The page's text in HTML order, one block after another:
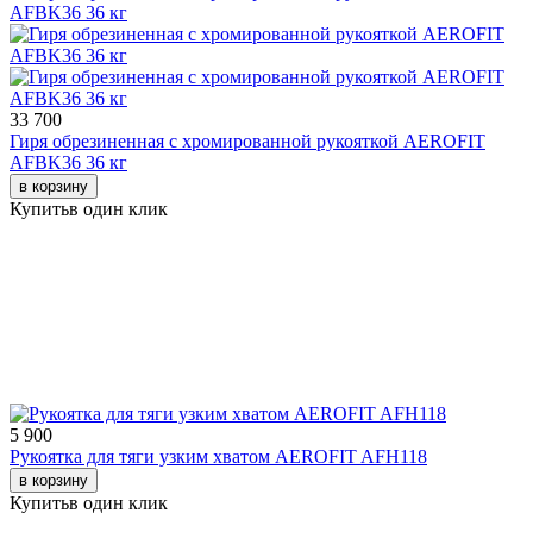
33 700
Гиря обрезиненная с хромированной рукояткой AEROFIT
AFBK36 36 кг
в корзину
Купитьв один клик
5 900
Рукоятка для тяги узким хватом AEROFIT AFH118
в корзину
Купитьв один клик